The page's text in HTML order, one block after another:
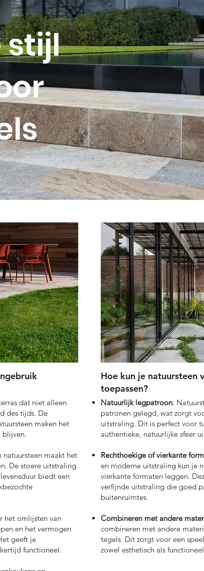
stijl
dat niet alleen
des tijds. De
maken het
blijven.
maakt het
De stoere uitstraling
biedt een
het omlijsten van
en het vermogen
geeft je
functioneel.
Hoe kun je natuursteen
toepassen?
Natuurlijk legpatroon:
patronen gelegd, wat zorgt
uitstraling. Dit is perfect voor
authentieke, natuurlijke sfeer
Rechthoekige of vierkante
en moderne uitstraling kun je
vierkante formaten leggen.
verfijnde uitstraling die goed
buitenruimtes.
Combineren met andere
combineren met andere
tegels. Dit zorgt voor een
zowel esthetisch als